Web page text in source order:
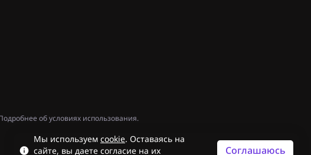
об условиях использования.
Мы используем cookie. Оставаясь на
сайте, вы даете согласие на их
Соглашаюсь